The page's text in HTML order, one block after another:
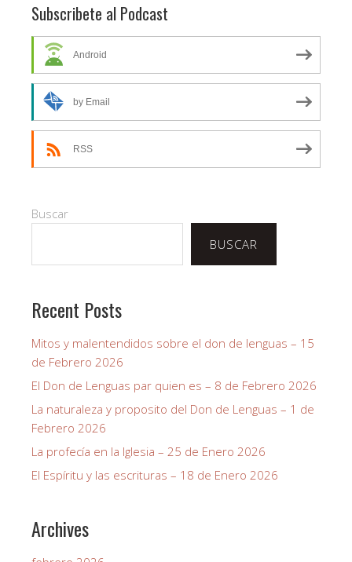
Subscribete al Podcast
Android
by Email
RSS
Buscar
BUSCAR
Recent Posts
Mitos y malentendidos sobre el don de lenguas – 15
de Febrero 2026
El Don de Lenguas par quien es – 8 de Febrero 2026
La naturaleza y proposito del Don de Lenguas – 1 de
Febrero 2026
La profecía en la Iglesia – 25 de Enero 2026
El Espíritu y las escrituras – 18 de Enero 2026
Archives